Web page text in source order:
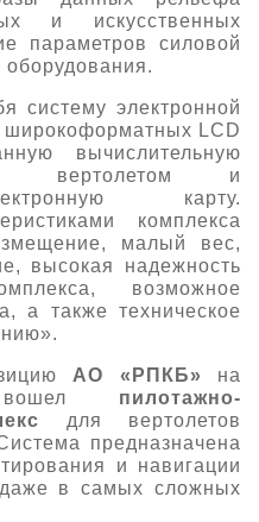
и искусственных
параметров силовой
оборудования.
систему электронной
широкоформатных LCD
вычислительную
вертолетом и
карту.
комплекса
малый вес,
высокая надежность
возможное
а также техническое
АО «РПКБ» на
вошел пилотажно-
для вертолетов
предназначена
и навигации
в самых сложных